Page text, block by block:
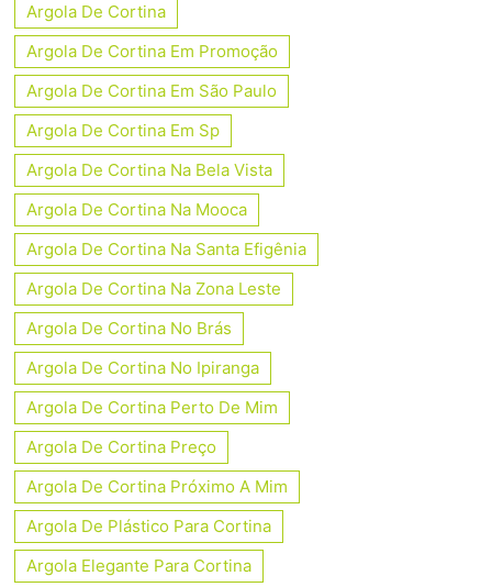
Argola De Cortina
Argola De Cortina Em Promoção
Argola De Cortina Em São Paulo
Argola De Cortina Em Sp
Argola De Cortina Na Bela Vista
Argola De Cortina Na Mooca
Argola De Cortina Na Santa Efigênia
Argola De Cortina Na Zona Leste
Argola De Cortina No Brás
Argola De Cortina No Ipiranga
Argola De Cortina Perto De Mim
Argola De Cortina Preço
Argola De Cortina Próximo A Mim
Argola De Plástico Para Cortina
Argola Elegante Para Cortina